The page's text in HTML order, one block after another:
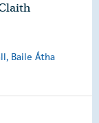
Baile Átha